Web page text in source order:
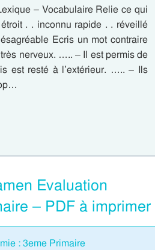
– Vocabulaire Relie ce qui
. . inconnu rapide . . réveillé
Ecris un mot contraire
nerveux. ….. – Il est permis de
est resté à l’extérieur. ….. – Ils
Evaluation
– PDF à imprimer
: 3eme Primaire